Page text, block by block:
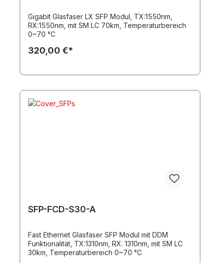
Gigabit Glasfaser LX SFP Modul, TX:1550nm,
RX:1550nm, mit SM LC 70km, Temperaturbereich
0~70 °C
320,00 €*
SFP-FCD-S30-A
Fast Ethernet Glasfaser SFP Modul mit DDM
Funktionalität, TX:1310nm, RX: 1310nm, mit SM LC
30km, Temperaturbereich 0~70 °C